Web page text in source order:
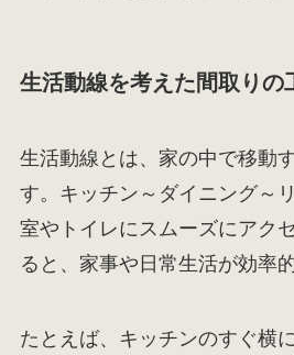
生活動線を考えた間取りの
生活動線とは、家の中で移動
す。キッチン～ダイニング～
室やトイレにスムーズにアク
ると、家事や日常生活が効率
たとえば、キッチンのすぐ横